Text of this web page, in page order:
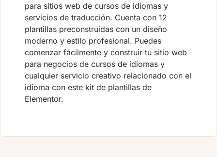
para sitios web de cursos de idiomas y
servicios de traducción. Cuenta con 12
plantillas preconstruidas con un diseño
moderno y estilo profesional. Puedes
comenzar fácilmente y construir tu sitio web
para negocios de cursos de idiomas y
cualquier servicio creativo relacionado con el
idioma con este kit de plantillas de
Elementor.